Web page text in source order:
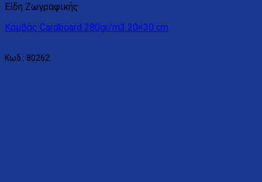
Είδη Ζωγραφικής
Καμβάς Cardboard 280gr/m3 20×30 cm
Κωδ.: 80262